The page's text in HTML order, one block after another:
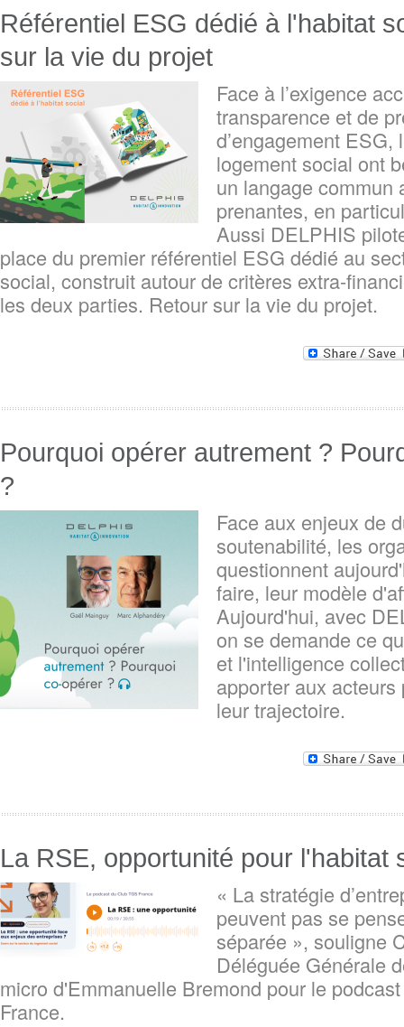
Référentiel ESG dédié à l'habitat
sur la vie du projet
Face à l’exigence
transparence et de
d’engagement
logement social ont
un langage commun
prenantes, en
Aussi DELPHIS
place du premier référentiel ESG dédié au
social, construit autour de critères extra-
les deux parties. Retour sur la vie du projet.
Pourquoi opérer autrement ?
?
Face aux enjeux de
soutenabilité, les
questionnent
faire, leur modèle
Aujourd'hui, avec
on se demande ce
et l'intelligence
apporter aux
leur trajectoire.
La RSE, opportunité pour l'habitat
« La stratégie
peuvent pas se
séparée », souligne
Déléguée Générale
micro d'Emmanuelle Bremond pour le
France.